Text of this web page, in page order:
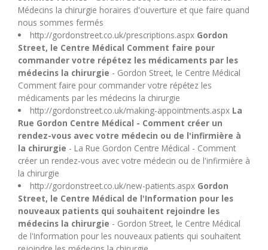
W
X
Y
Z
Médecins la chirurgie horaires d'ouverture et que faire quand
nous sommes fermés
http://gordonstreet.co.uk/prescriptions.aspx Gordon
Street, le Centre Médical Comment faire pour
commander votre répétez les médicaments par les
médecins la chirurgie - Gordon Street, le Centre Médical
Comment faire pour commander votre répétez les
médicaments par les médecins la chirurgie
http://gordonstreet.co.uk/making-appointments.aspx La
Rue Gordon Centre Médical - Comment créer un
rendez-vous avec votre médecin ou de l'infirmière à
la chirurgie - La Rue Gordon Centre Médical - Comment
créer un rendez-vous avec votre médecin ou de l'infirmière à
la chirurgie
http://gordonstreet.co.uk/new-patients.aspx Gordon
Street, le Centre Médical de l'Information pour les
nouveaux patients qui souhaitent rejoindre les
médecins la chirurgie - Gordon Street, le Centre Médical
de l'Information pour les nouveaux patients qui souhaitent